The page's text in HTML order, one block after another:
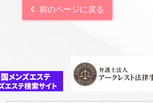
前のページに戻る